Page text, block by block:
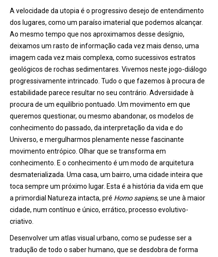
A velocidade da utopia é o progressivo desejo de entendimento
dos lugares, como um paraíso imaterial que podemos alcançar.
Ao mesmo tempo que nos aproximamos desse desígnio,
deixamos um rasto de informação cada vez mais denso, uma
imagem cada vez mais complexa, como sucessivos estratos
geológicos de rochas sedimentares. Vivemos neste jogo-diálogo
progressivamente intrincado. Tudo o que fazemos à procura de
estabilidade parece resultar no seu contrário. Adversidade à
procura de um equilíbrio pontuado. Um movimento em que
queremos questionar, ou mesmo abandonar, os modelos de
conhecimento do passado, da interpretação da vida e do
Universo, e mergulharmos plenamente nesse fascinante
movimento entrópico. Olhar que se transforma em
conhecimento. E o conhecimento é um modo de arquitetura
desmaterializada. Uma casa, um bairro, uma cidade inteira que
toca sempre um próximo lugar. Esta é a história da vida em que
a primordial Natureza intacta, pré Homo sapiens, se une à maior
cidade, num contínuo e único, errático, processo evolutivo-
criativo.
Desenvolver um atlas visual urbano, como se pudesse ser a
tradução de todo o saber humano, que se desdobra de forma